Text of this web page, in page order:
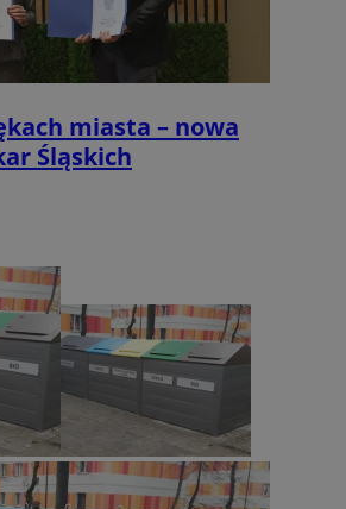
miasta – nowa
Śląskich